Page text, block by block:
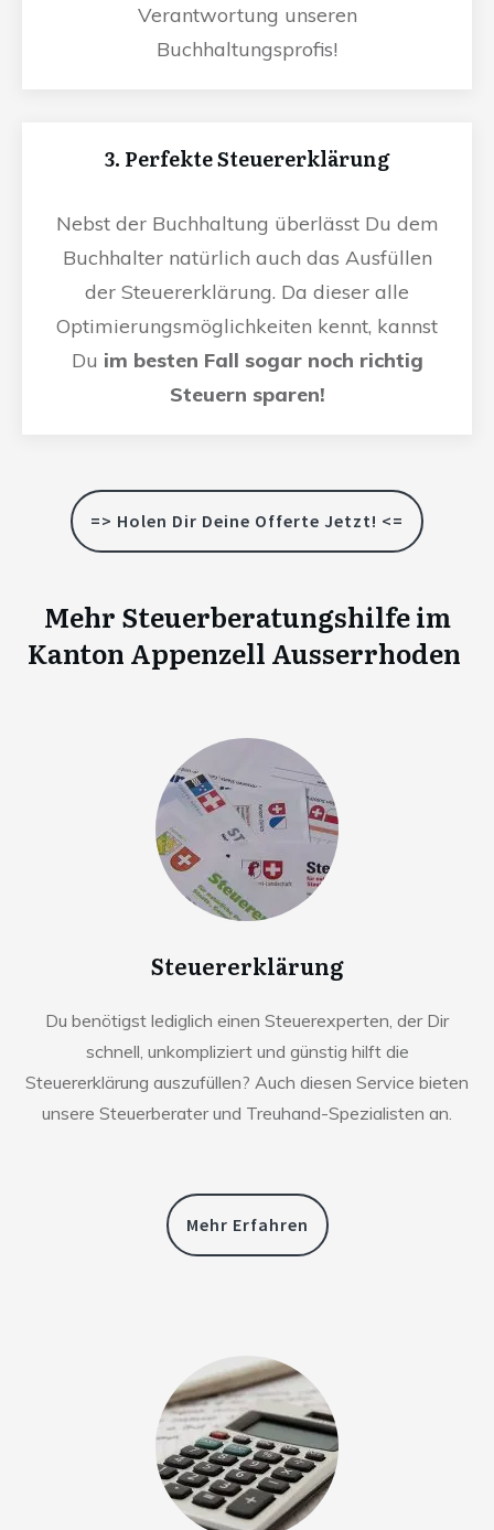
Verantwortung unseren
Buchhaltungsprofis!
3. Perfekte Steuererklärung
Nebst der Buchhaltung überlässt Du dem
Buchhalter natürlich auch das Ausfüllen
der Steuererklärung. Da dieser alle
Optimierungsmöglichkeiten kennt, kannst
Du im besten Fall sogar noch richtig
Steuern sparen!
=> Holen Dir Deine Offerte Jetzt! <=
Mehr Steuerberatungshilfe im
Kanton Appenzell Ausserrhoden
Steuererklärung
Du benötigst lediglich einen Steuerexperten, der Dir
schnell, unkompliziert und günstig hilft die
Steuererklärung auszufüllen? Auch diesen Service bieten
unsere Steuerberater und Treuhand-Spezialisten an.
Mehr Erfahren